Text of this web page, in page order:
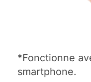
*Fonctionne
smartphone.